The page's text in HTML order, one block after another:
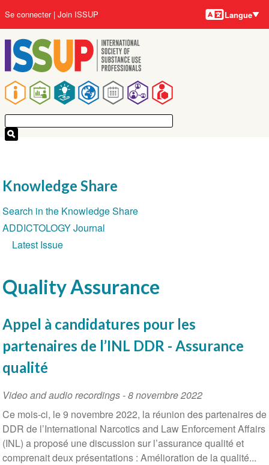
au
contenu
principal
Main
navigation
User
account
menu
Se connecter Join ISSUP Langues
Langue
Quality Assurance
Appel à candidatures pour les
partenaires de l’INL DDR - Assurance
qualité
Video and audio recordings-8 novembre 2022
Ce mois-ci, le 9 novembre 2022, la réunion des partenaires de
DDR de l’International Narcotics and Law Enforcement Affairs
(INL) a proposé une discussion sur l’assurance qualité et
comprenait deux présentations : Amélioration de la qualité...
Knowledge Share
Section
navigation
Search in the Knowledge Share
ADDICTOLOGY Journal
Latest Issue